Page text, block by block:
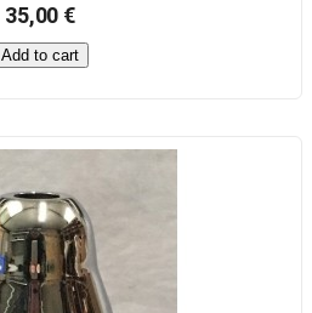
35,00 €
Add to cart